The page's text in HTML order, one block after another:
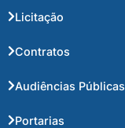
Licitação
Contratos
Audiências Públicas
Portarias